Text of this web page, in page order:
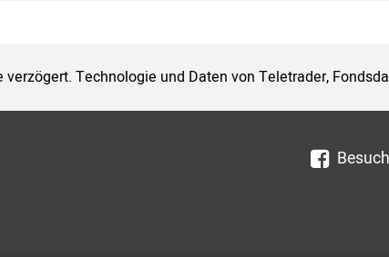
Technologie und Daten von Teletrader,